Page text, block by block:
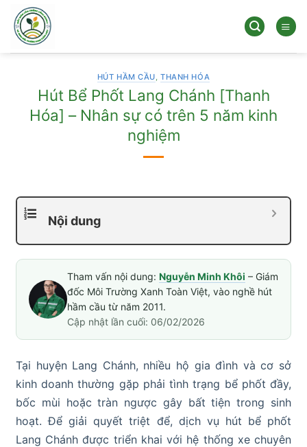
qua
dung
HÚT HẦM CẦU,THANH HÓA
Hút Bể Phốt Lang Chánh [Thanh
Hóa] – Nhân sự có trên 5 năm kinh
nghiệm
Nội dung
Tham vấn nội dung: Nguyễn Minh Khôi – Giám
đốc Môi Trường Xanh Toàn Việt, vào nghề hút
hầm cầu từ năm 2011.
Cập nhật lần cuối: 06/02/2026
Tại huyện Lang Chánh, nhiều hộ gia đình và cơ sở
kinh doanh thường gặp phải tình trạng bể phốt đầy,
bốc mùi hoặc tràn ngược gây bất tiện trong sinh
hoạt. Để giải quyết triệt để, dịch vụ hút bể phốt
Lang Chánh được triển khai với hệ thống xe chuyên